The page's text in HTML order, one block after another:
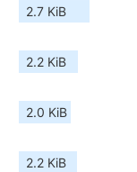
2.7 KiB
2.2 KiB
2.0 KiB
2.2 KiB